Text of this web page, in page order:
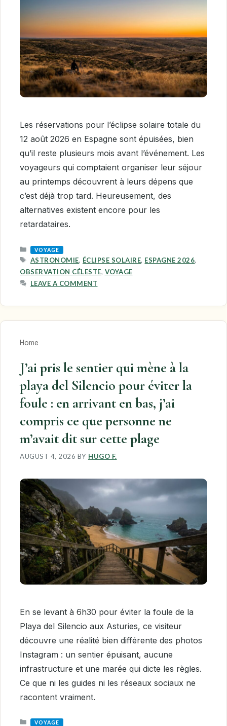
Les réservations pour l’éclipse solaire totale du
12 août 2026 en Espagne sont épuisées, bien
qu’il reste plusieurs mois avant l’événement. Les
voyageurs qui comptaient organiser leur séjour
au printemps découvrent à leurs dépens que
c’est déjà trop tard. Heureusement, des
alternatives existent encore pour les
retardataires.
CATEGORIES
VOYAGE
TAGS
ASTRONOMIE, ÉCLIPSE SOLAIRE, ESPAGNE 2026,
OBSERVATION CÉLESTE, VOYAGE
LEAVE A COMMENT
Home
J’ai pris le sentier qui mène à la
playa del Silencio pour éviter la
foule : en arrivant en bas, j’ai
compris ce que personne ne
m’avait dit sur cette plage
AUGUST 4, 2026 BY HUGO F.
En se levant à 6h30 pour éviter la foule de la
Playa del Silencio aux Asturies, ce visiteur
découvre une réalité bien différente des photos
Instagram : un sentier épuisant, aucune
infrastructure et une marée qui dicte les règles.
Ce que ni les guides ni les réseaux sociaux ne
racontent vraiment.
CATEGORIES
VOYAGE